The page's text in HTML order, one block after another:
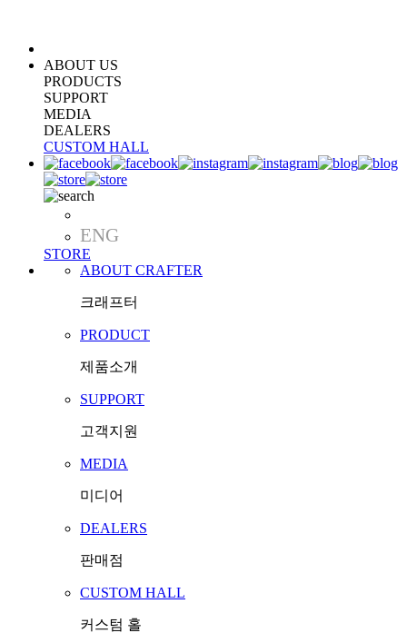
ABOUT US
PRODUCTS
SUPPORT
MEDIA
DEALERS
CUSTOM HALL
ENG
STORE
ABOUT CRAFTER
크래프터
PRODUCT
제품소개
SUPPORT
고객지원
MEDIA
미디어
DEALERS
판매점
CUSTOM HALL
커스텀 홀